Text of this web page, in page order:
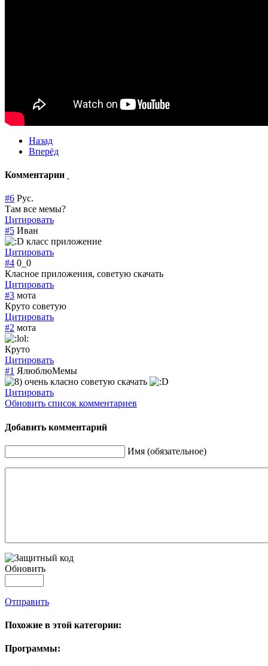
Назад
Вперёд
Комментарии
#6 Рус.
Там все мемы?
Цитировать
#5 Иван
класс приложение
Цитировать
#4 0_0
Класное приложения, советую скачать
Цитировать
#3 мота
Круто советую
Цитировать
#2 мота
Круто
Цитировать
#1 ЯлюблюМемы
очень класно советую скачать
Цитировать
Обновить список комментариев
Добавить комментарий
Имя (обязательное)
Обновить
Отправить
Похожие в этой категории:
Программы: